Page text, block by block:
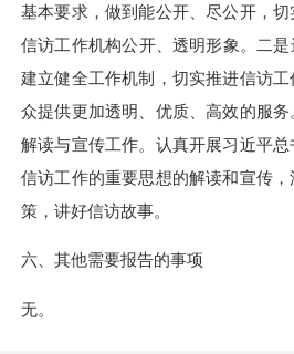
基本要求，做到能公开、尽公开，
信访工作机构公开、透明形象。二是
建立健全工作机制，切实推进信访
众提供更加透明、优质、高效的服
解读与宣传工作。认真开展习近平
信访工作的重要思想的解读和宣传
策，讲好信访故事。
六、其他需要报告的事项
无。